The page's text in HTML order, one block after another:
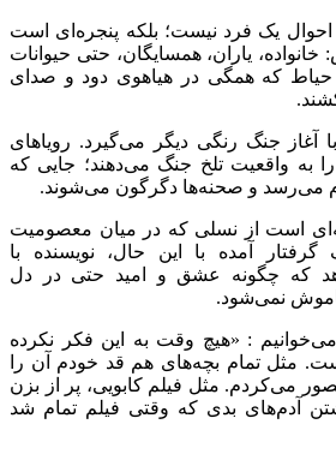
احوال یک فرد نیست؛ بلکه پنجره‌ای است
یاران، همسایگان، حتی حیوانات
حیاط که همگی در هیاهوی دود و صدای
آغاز جنگ رنگی دیگر می‌گیرد. رویاهای
به واقعیت تلخ جنگ می‌دهند؛ جایی که
می‌رسد و صحنه‌ها دگرگون می‌شوند.
است از نسلی که در میان معصومیت
آمده با این حال، نویسنده با
که چگونه عشق و امید حتی در دل
نمی‌شود.
: «هیچ وقت به این فکر نکرده
مثل تمام بچه‌های هم قد خودم‌ آن را
می‌کردم. مثل فیلم کابویی، پر از بزن
آدم‌های بدی که وقتی فیلم تمام شد